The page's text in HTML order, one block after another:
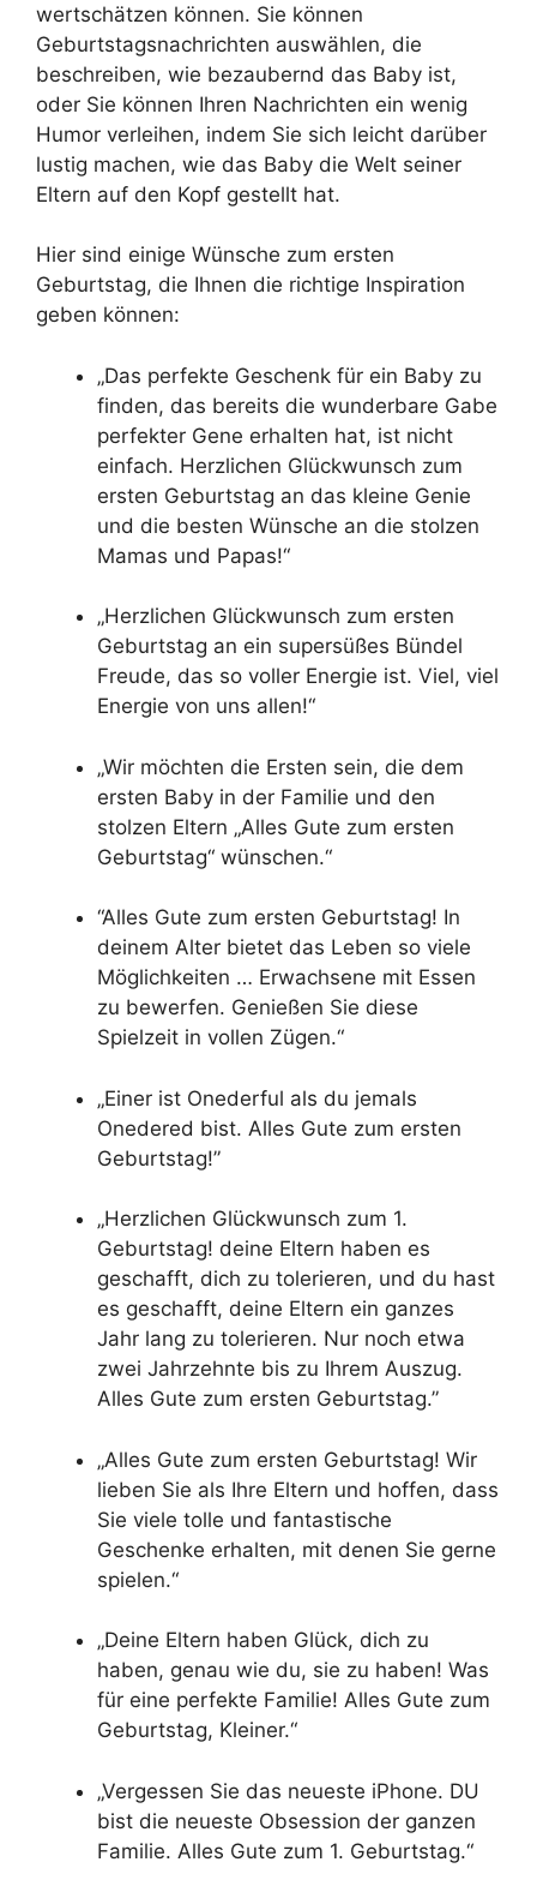
wertschätzen können. Sie können
Geburtstagsnachrichten auswählen, die
beschreiben, wie bezaubernd das Baby ist,
oder Sie können Ihren Nachrichten ein wenig
Humor verleihen, indem Sie sich leicht darüber
lustig machen, wie das Baby die Welt seiner
Eltern auf den Kopf gestellt hat.
Hier sind einige Wünsche zum ersten
Geburtstag, die Ihnen die richtige Inspiration
geben können:
„Das perfekte Geschenk für ein Baby zu
finden, das bereits die wunderbare Gabe
perfekter Gene erhalten hat, ist nicht
einfach. Herzlichen Glückwunsch zum
ersten Geburtstag an das kleine Genie
und die besten Wünsche an die stolzen
Mamas und Papas!“
„Herzlichen Glückwunsch zum ersten
Geburtstag an ein supersüßes Bündel
Freude, das so voller Energie ist. Viel, viel
Energie von uns allen!“
„Wir möchten die Ersten sein, die dem
ersten Baby in der Familie und den
stolzen Eltern „Alles Gute zum ersten
Geburtstag“ wünschen.“
“Alles Gute zum ersten Geburtstag! In
deinem Alter bietet das Leben so viele
Möglichkeiten … Erwachsene mit Essen
zu bewerfen. Genießen Sie diese
Spielzeit in vollen Zügen.“
„Einer ist Onederful als du jemals
Onedered bist. Alles Gute zum ersten
Geburtstag!”
„Herzlichen Glückwunsch zum 1.
Geburtstag! deine Eltern haben es
geschafft, dich zu tolerieren, und du hast
es geschafft, deine Eltern ein ganzes
Jahr lang zu tolerieren. Nur noch etwa
zwei Jahrzehnte bis zu Ihrem Auszug.
Alles Gute zum ersten Geburtstag.”
„Alles Gute zum ersten Geburtstag! Wir
lieben Sie als Ihre Eltern und hoffen, dass
Sie viele tolle und fantastische
Geschenke erhalten, mit denen Sie gerne
spielen.“
„Deine Eltern haben Glück, dich zu
haben, genau wie du, sie zu haben! Was
für eine perfekte Familie! Alles Gute zum
Geburtstag, Kleiner.“
„Vergessen Sie das neueste iPhone. DU
bist die neueste Obsession der ganzen
Familie. Alles Gute zum 1. Geburtstag.“